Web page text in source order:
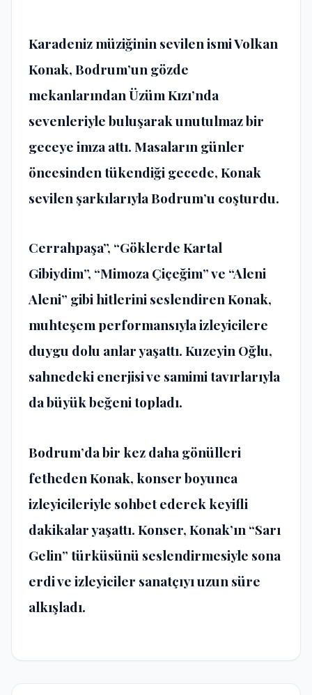
Karadeniz müziğinin sevilen ismi Volkan
Konak, Bodrum’un gözde
mekanlarından Üzüm Kızı’nda
sevenleriyle buluşarak unutulmaz bir
geceye imza attı. Masaların günler
öncesinden tükendiği gecede, Konak
sevilen şarkılarıyla Bodrum’u coşturdu.
Cerrahpaşa”, “Göklerde Kartal
Gibiydim”, “Mimoza Çiçeğim” ve “Aleni
Aleni” gibi hitlerini seslendiren Konak,
muhteşem performansıyla izleyicilere
duygu dolu anlar yaşattı. Kuzeyin Oğlu,
sahnedeki enerjisi ve samimi tavırlarıyla
da büyük beğeni topladı.
Bodrum’da bir kez daha gönülleri
fetheden Konak, konser boyunca
izleyicileriyle sohbet ederek keyifli
dakikalar yaşattı.Konser, Konak’ın “Sarı
Gelin” türküsünü seslendirmesiyle sona
erdi ve izleyiciler sanatçıyı uzun süre
alkışladı.